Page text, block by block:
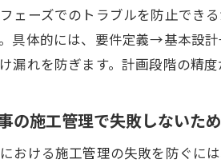
ェーズでのトラブルを防止でき
。具体的には、要件定義→基本
漏れを防ぎます。計画段階の精
の施工管理で失敗しないた
おける施工管理の失敗を防ぐに